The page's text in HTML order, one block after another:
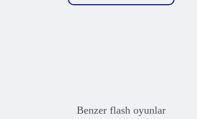
Benzer flash oyunlar